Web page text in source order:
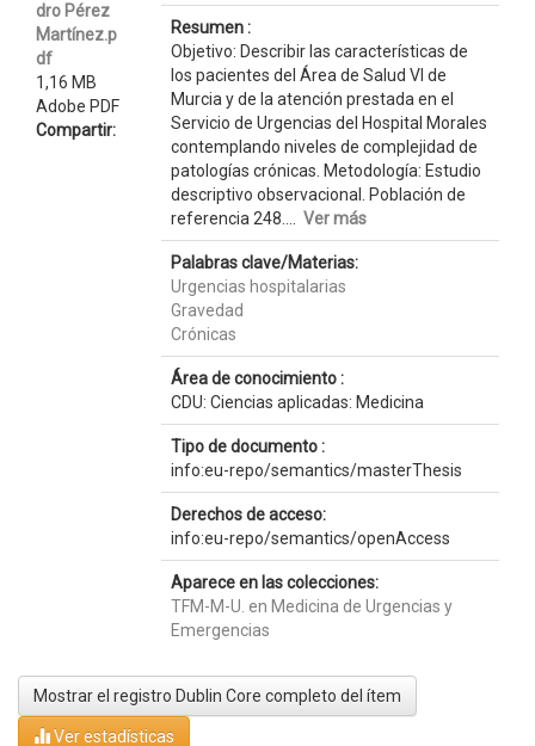
dro Pérez
Martínez.p
df
1,16 MB
Adobe PDF
Compartir:
Resumen :
Objetivo: Describir las características de
los pacientes del Área de Salud VI de
Murcia y de la atención prestada en el
Servicio de Urgencias del Hospital Morales
contemplando niveles de complejidad de
patologías crónicas. Metodología: Estudio
descriptivo observacional. Población de
referencia 248.... Ver más
Palabras clave/Materias:
Urgencias hospitalarias
Gravedad
Crónicas
Área de conocimiento :
CDU: Ciencias aplicadas: Medicina
Tipo de documento :
info:eu-repo/semantics/masterThesis
Derechos de acceso:
info:eu-repo/semantics/openAccess
Aparece en las colecciones:
TFM-M-U. en Medicina de Urgencias y
Emergencias
Mostrar el registro Dublin Core completo del ítem
Ver estadísticas